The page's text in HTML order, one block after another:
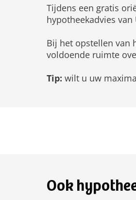
Tijdens een gratis
hypotheekadvies
Bij het opstellen van
voldoende ruimte
Tip: wilt u uw
Ook